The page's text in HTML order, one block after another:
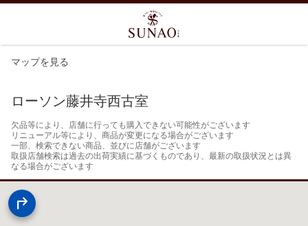
マップを見る
ローソン藤井寺西古室
欠品等により、店舗に行っても購入できない可能性がございます
リニューアル等により、商品が変更になる場合がございます
一部、検索できない商品、並びに店舗がございます
取扱店舗検索は過去の出荷実績に基づくものであり、最新の取扱状況とは異
なる場合がございます